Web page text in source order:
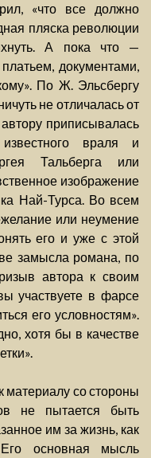
«что все должно
пляска революции
А пока что —
документами,
По Ж. Эльсбергу
не отличалась от
приписывалась
враля и
Тальберга или
изображение
Най-Турса. Во всем
или неумение
его и уже с этой
замысла романа, по
автора к своим
участвуете в фарсе
его условностям».
хотя бы в качестве
материалу со стороны
не пытается быть
им за жизнь, как
основная мысль